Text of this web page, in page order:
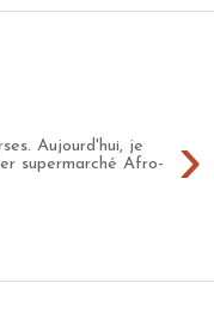
›
Aujourd'hui, je
supermarché Afro-